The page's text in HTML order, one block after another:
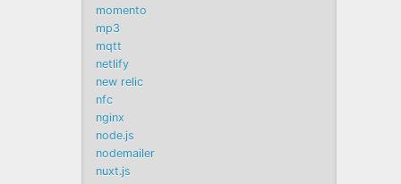
momento
mp3
mqtt
netlify
new relic
nfc
nginx
node.js
nodemailer
nuxt.js